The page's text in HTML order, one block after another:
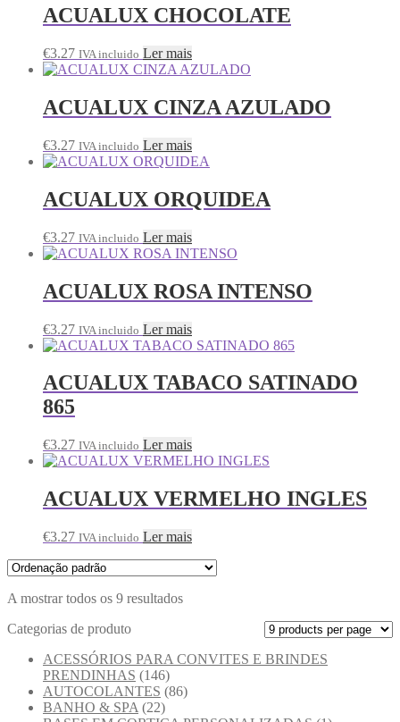
ACUALUX CHOCOLATE
€3.27 IVA incluido Ler mais
ACUALUX CINZA AZULADO
€3.27 IVA incluido Ler mais
ACUALUX ORQUIDEA
€3.27 IVA incluido Ler mais
ACUALUX ROSA INTENSO
€3.27 IVA incluido Ler mais
ACUALUX TABACO SATINADO
865
€3.27 IVA incluido Ler mais
ACUALUX VERMELHO INGLES
€3.27 IVA incluido Ler mais
A mostrar todos os 9 resultados
Categorias de produto
ACESSÓRIOS PARA CONVITES E BRINDES
PRENDINHAS (146)
AUTOCOLANTES (86)
BANHO & SPA (22)